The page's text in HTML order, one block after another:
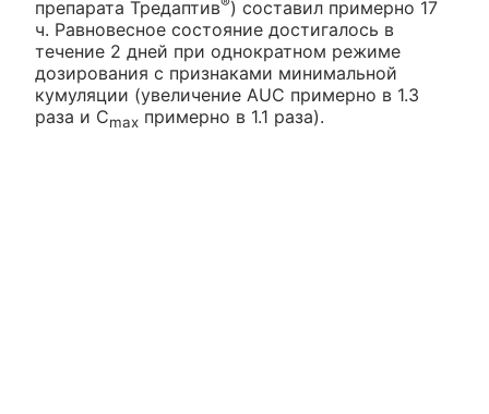
препарата Тредаптив ) составил примерно 17
ч. Равновесное состояние достигалось в
течение 2 дней при однократном режиме
дозирования с признаками минимальной
кумуляции (увеличение AUC примерно в 1.3
раза и Cmax примерно в 1.1 раза).